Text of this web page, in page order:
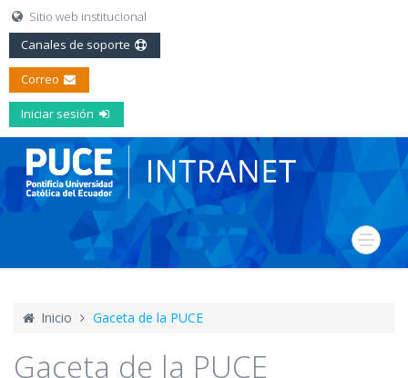
Sitio web institucional
Canales de soporte
Correo
Iniciar sesión
Inicio Gaceta de la PUCE
Gaceta de la PUCE